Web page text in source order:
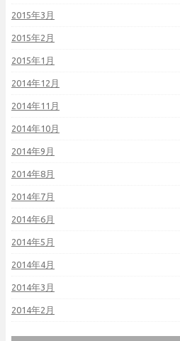
2015年3月
2015年2月
2015年1月
2014年12月
2014年11月
2014年10月
2014年9月
2014年8月
2014年7月
2014年6月
2014年5月
2014年4月
2014年3月
2014年2月